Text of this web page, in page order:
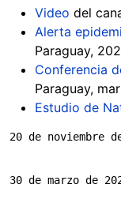
Video del
Alerta
Paraguay,
Conferencia
Paraguay,
Estudio de
20 de noviembre
30 de marzo de